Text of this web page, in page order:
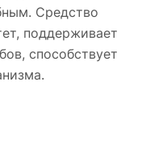
Средство
поддерживает
способствует